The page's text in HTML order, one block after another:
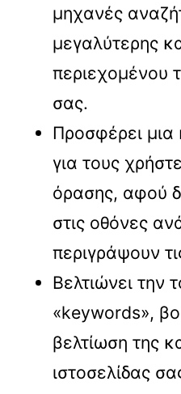
μηχανές
μεγαλύτερης
περιεχομένου
σας.
Προσφέρει μια
για τους
όρασης, αφού
στις οθόνες
περιγράψουν
Βελτιώνει την
«keywords»,
βελτίωση της
ιστοσελίδας